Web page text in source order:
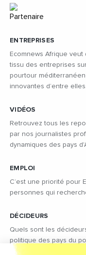
ENTREPRISES
Ecomnews Afrique
tissu des entreprises
pourtour
innovantes d’entre elles.
VIDÉOS
Retrouvez tous les
par nos journalistes
dynamiques des pays
EMPLOI
C’est une priorité pour
personnes qui
DÉCIDEURS
Quels sont les
politique des pays du